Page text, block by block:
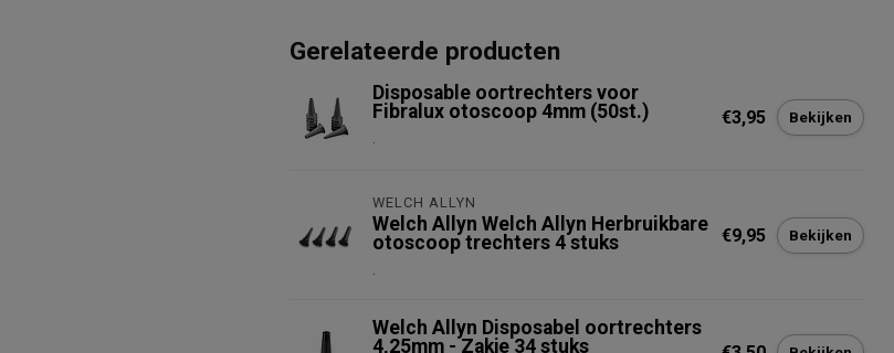
Gerelateerde producten
Disposable oortrechters voor
Fibralux otoscoop 4mm (50st.)
.
€3,95 Bekijken
WELCH ALLYN
Welch Allyn Welch Allyn Herbruikbare
otoscoop trechters 4 stuks
.
€9,95 Bekijken
Welch Allyn Disposabel oortrechters
4,25mm - Zakje 34 stuks